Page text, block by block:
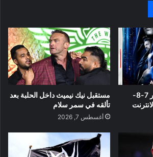
عرض سماك داون الأخير 7-8-
مستقبل نيك نيميث داخل الحلبة بعد
تألقه في سمر سلام
أغسطس 7, 2026